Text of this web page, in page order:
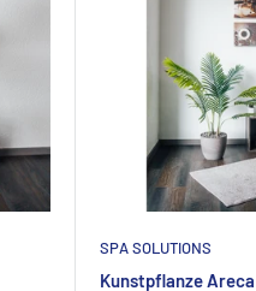
SPA SOLUTIONS
Kunstpflanze Areca